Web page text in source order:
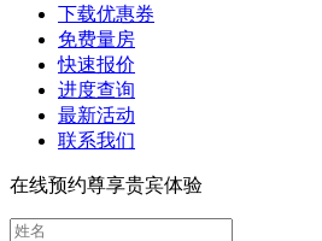
下载优惠券
免费量房
快速报价
进度查询
最新活动
联系我们
在线预约尊享贵宾体验